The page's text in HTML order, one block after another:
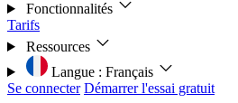
Fonctionnalités
Tarifs
Ressources
Langue : Français
Se connecter Démarrer l'essai gratuit